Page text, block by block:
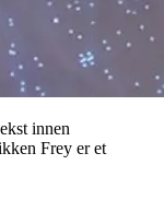
innen
Frey er et